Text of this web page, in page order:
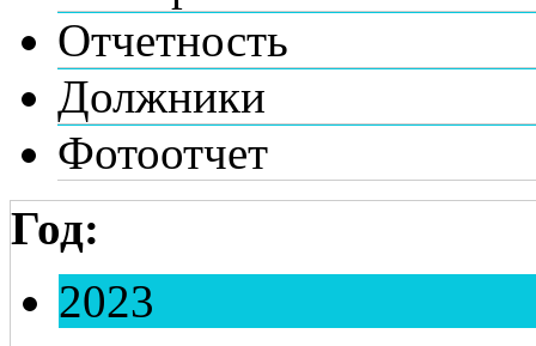
Отчетность
Должники
Фотоотчет
Год:
2023